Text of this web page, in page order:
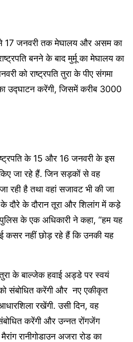
से 17 जनवरी तक मेघालय और असम का
बनने के बाद मुर्मू का मेघालय का
को राष्ट्रपति तुरा के पीए संगमा
उद्घाटन करेंगी, जिसमें करीब 3000
के 15 और 16 जनवरी के इस
जा रहे हैं. जिन सड़कों से वह
रही है तथा वहां सजावट भी की जा
के दौरे के दौरान तूरा और शिलांग में कड़े
पुलिस के एक अधिकारी ने कहा, “हम यह
कसर नहीं छोड़ रहे हैं कि उनकी यह
तुरा के बाल्जेक हवाई अड्डे पर स्वयं
संबोधित करेंगी और नए एकीकृत
रखेंगी. उसी दिन, वह
करेंगी और उन्नत रोंगजेंग
रानीगोडाउन अजरा रोड का